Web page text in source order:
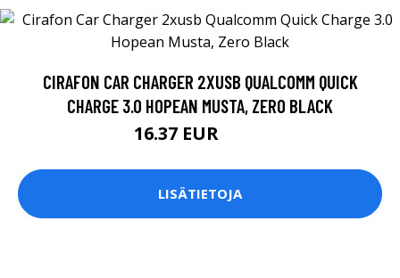
CIRAFON CAR CHARGER 2XUSB QUALCOMM QUICK
CHARGE 3.0 HOPEAN MUSTA, ZERO BLACK
16.37 EUR
LISÄTIETOJA